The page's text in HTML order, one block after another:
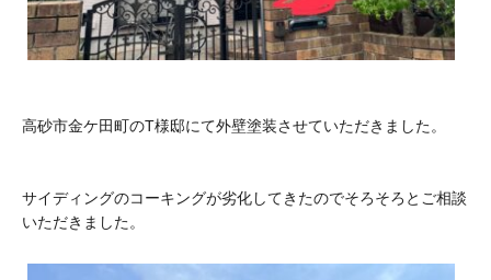
高砂市金ケ田町のT様邸にて外壁塗装させていただきました。
サイディングのコーキングが劣化してきたのでそろそろとご相談
いただきました。